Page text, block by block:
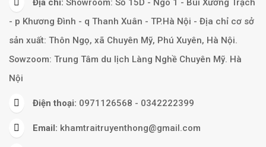
Địa chỉ: Showroom: Số 15D - Ngõ 1 - Bùi Xương Trạch
- p Khương Đình - q Thanh Xuân - TP.Hà Nội - Địa chỉ cơ sở
sản xuất: Thôn Ngọ, xã Chuyên Mỹ, Phú Xuyên, Hà Nội.
Sowzoom: Trung Tâm du lịch Làng Nghề Chuyên Mỹ. Hà
Nội
Điện thoại: 0971126568 - 0342222399
Email: khamtraitruyenthong@gmail.com